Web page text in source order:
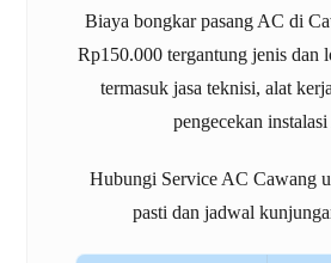
Biaya bongkar pasang AC di
Rp150.000 tergantung jenis dan
termasuk jasa teknisi, alat
pengecekan
Hubungi Service AC Cawang
pasti dan jadwal